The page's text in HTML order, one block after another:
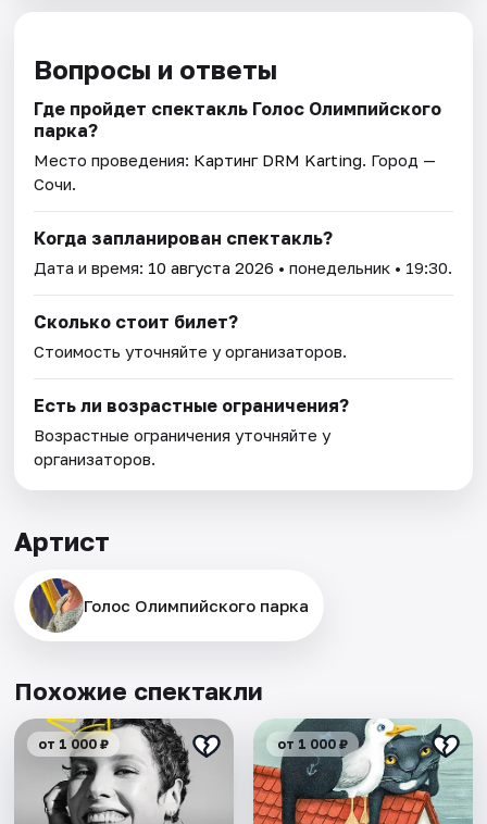
Вопросы и ответы
Где пройдет спектакль Голос Олимпийского
парка?
Место проведения: Картинг DRM Karting. Город —
Сочи.
Когда запланирован спектакль?
Дата и время: 10 августа 2026 • понедельник • 19:30.
Сколько стоит билет?
Стоимость уточняйте у организаторов.
Есть ли возрастные ограничения?
Возрастные ограничения уточняйте у
организаторов.
Артист
Голос Олимпийского парка
Похожие спектакли
от 1 000 ₽ от 1 000 ₽